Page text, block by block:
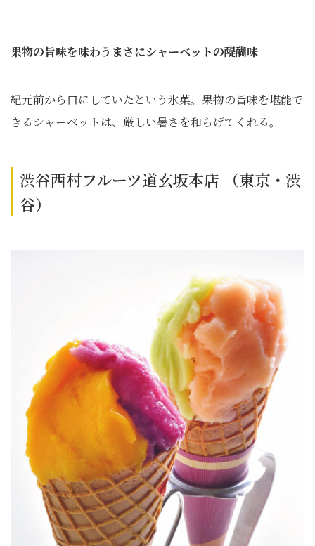
果物の旨味を味わうまさにシャーベットの醍醐味
紀元前から口にしていたという氷菓。果物の旨味を堪能で
きるシャーベットは、厳しい暑さを和らげてくれる。
渋谷西村フルーツ道玄坂本店 （東京・渋
谷）